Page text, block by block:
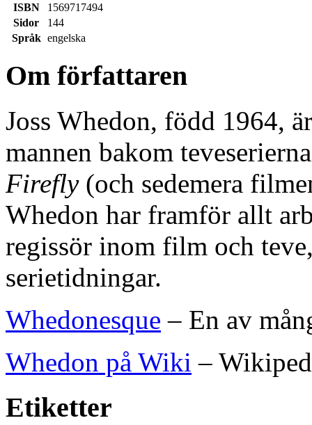
ISBN
1569717494
Sidor
144
Språk engelska
Om författaren
Joss Whedon, född 1964,
mannen bakom
Firefly(och sedemera
Whedon har framför allt
regissör inom film och
serietidningar.
Whedonesque – En av
Whedon på Wiki –
Etiketter